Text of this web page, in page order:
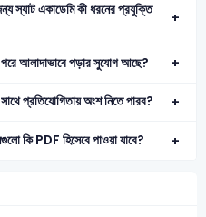
স্যাট একাডেমি কী ধরনের প্রযুক্তি
আলাদাভাবে পড়ার সুযোগ আছে?
প্রতিযোগিতায় অংশ নিতে পারব?
কি PDF হিসেবে পাওয়া যাবে?